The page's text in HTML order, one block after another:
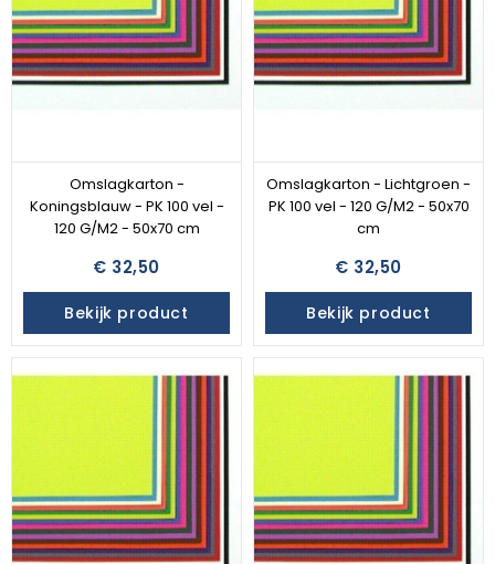
Omslagkarton -
Koningsblauw - PK 100 vel -
120 G/M2 - 50x70 cm
€ 32,50
Bekijk product
Omslagkarton - Lichtgroen -
PK 100 vel - 120 G/M2 - 50x70
cm
€ 32,50
Bekijk product